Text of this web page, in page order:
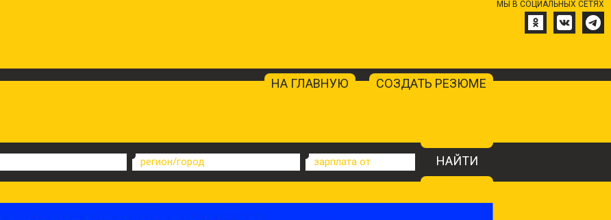
СОЗДАТЬ РЕЗЮМЕ
НА ГЛАВНУЮ
МЫ В СОЦИАЛЬНЫХ СЕТЯХ
регион/город зарплата от НАЙТИ